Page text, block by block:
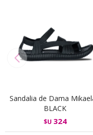
Sandalia de Dama
BLACK
$U 324